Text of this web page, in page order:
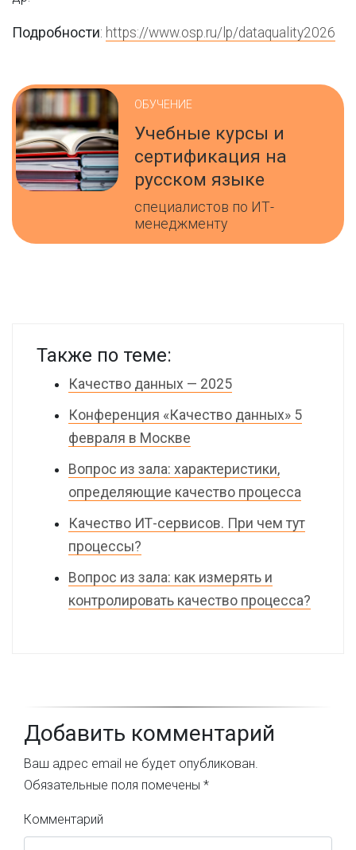
Подробности: https://www.osp.ru/lp/dataquality2026
ОБУЧЕНИЕ
Учебные курсы и
сертификация на
русском языке
специалистов по ИТ-
менеджменту
Также по теме:
Качество данных — 2025
Конференция «Качество данных» 5
февраля в Москве
Вопрос из зала: характеристики,
определяющие качество процесса
Качество ИТ-сервисов. При чем тут
процессы?
Вопрос из зала: как измерять и
контролировать качество процесса?
Добавить комментарий
Ваш адрес email не будет опубликован.
Обязательные поля помечены *
Комментарий